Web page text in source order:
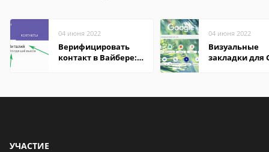
04 июня 2022
Верифицировать
контакт в Вайбере:
04 июня 2022
Визуальные
закладки для
УЧАСТИЕ